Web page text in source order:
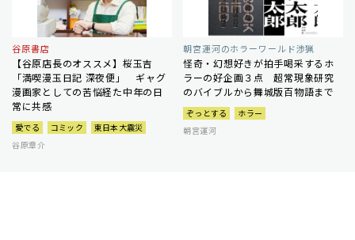
谷原書店
【谷原店長のオススメ】桜玉吉
「満喫漫玉日記 深夜便」 ギャグ
漫画家としての苦悩経た中年の日
常に共感
愛でる コミック
東日本大震災
谷原章介
朝宮運河のホラーワールド渉猟
怪奇・幻想好きが拍手喝采するホ
ラーの好企画３点 超常現象研究
のバイブルから舞城版百物語まで
ぞっとする
ホラー
朝宮運河